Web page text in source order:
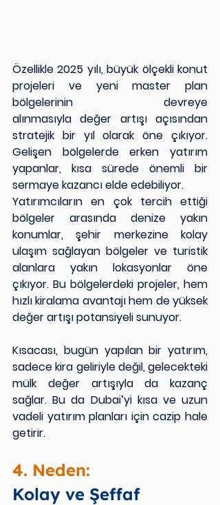
Özellikle 2025 yılı, büyük ölçekli konut
projeleri ve yeni master plan
bölgelerinin devreye
alınmasıyla değer artışı açısından
stratejik bir yıl olarak öne çıkıyor.
Gelişen bölgelerde erken yatırım
yapanlar, kısa sürede önemli bir
sermaye kazancı elde edebiliyor.
Yatırımcıların en çok tercih ettiği
bölgeler arasında denize yakın
konumlar, şehir merkezine kolay
ulaşım sağlayan bölgeler ve turistik
alanlara yakın lokasyonlar öne
çıkıyor. Bu bölgelerdeki projeler, hem
hızlı kiralama avantajı hem de yüksek
değer artışı potansiyeli sunuyor.
Kısacası, bugün yapılan bir yatırım,
sadece kira geliriyle değil, gelecekteki
mülk değer artışıyla da kazanç
sağlar. Bu da Dubai’yi kısa ve uzun
vadeli yatırım planları için cazip hale
getirir.
4. Neden:
Kolay ve Şeffaf